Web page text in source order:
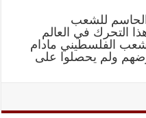
للشعب
التحرك في العالم
الفلسطيني مادام
ولم يحصلوا على